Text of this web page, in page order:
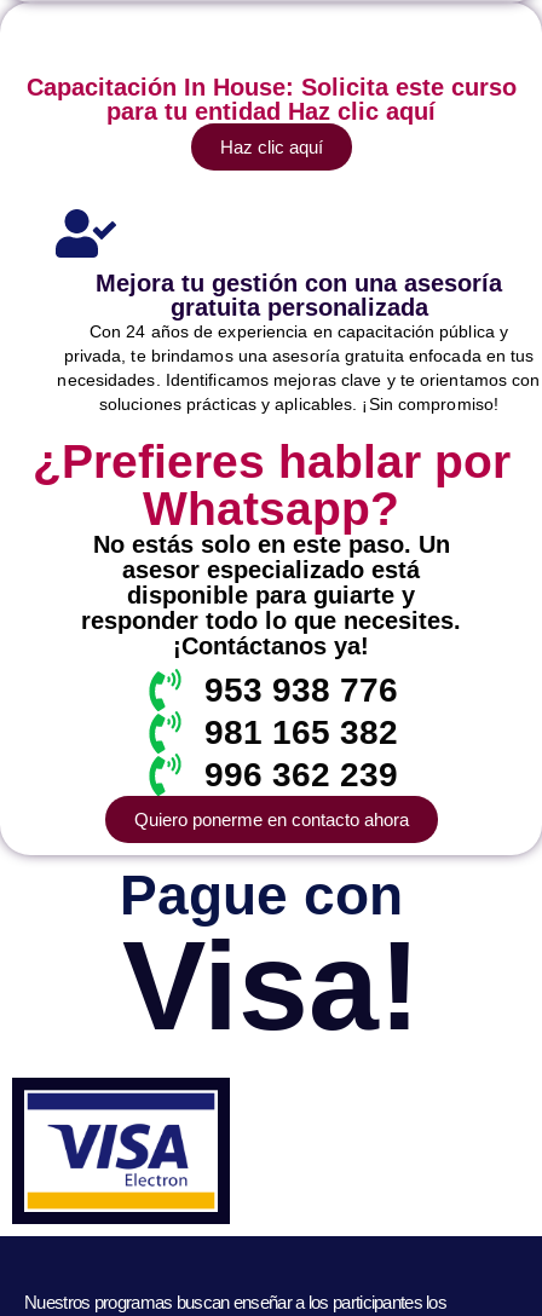
Capacitación In House: Solicita este curso
para tu entidad Haz clic aquí
Haz clic aquí
Mejora tu gestión con una asesoría
gratuita personalizada
Con 24 años de experiencia en capacitación pública y
privada, te brindamos una asesoría gratuita enfocada en tus
necesidades. Identificamos mejoras clave y te orientamos con
soluciones prácticas y aplicables. ¡Sin compromiso!
¿Prefieres hablar por
Whatsapp?
No estás solo en este paso. Un
asesor especializado está
disponible para guiarte y
responder todo lo que necesites.
¡Contáctanos ya!
953 938 776
981 165 382
996 362 239
Quiero ponerme en contacto ahora
Pague con
Visa!
Nuestros programas buscan enseñar a los participantes los